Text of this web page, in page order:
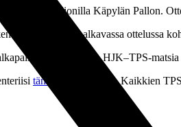
Veritas Stadionilla Käpylän Pallon.
kello 19.15 alkavassa ottelussa
vastaan. HJK–TPS-
tämän linkin kautta. Kaikkien